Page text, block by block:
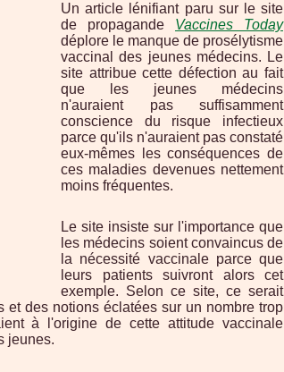
Un article lénifiant paru sur le site
de propagande Vaccines Today
déplore le manque de prosélytisme
vaccinal des jeunes médecins. Le
site attribue cette défection au fait
que les jeunes médecins
n'auraient pas suffisamment
conscience du risque infectieux
parce qu'ils n'auraient pas constaté
eux-mêmes les conséquences de
ces maladies devenues nettement
moins fréquentes.
Le site insiste sur l'importance que
les médecins soient convaincus de
la nécessité vaccinale parce que
leurs patients suivront alors cet
exemple. Selon ce site, ce serait
des notions éclatées sur un nombre trop
à l'origine de cette attitude vaccinale
jeunes.